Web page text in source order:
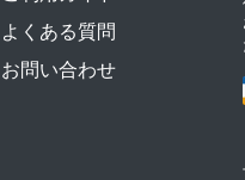
よくある質問
お問い合わせ